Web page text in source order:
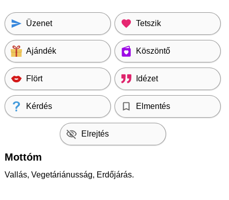
Üzenet Tetszik
Ajándék Köszöntő
Flört Idézet
Kérdés Elmentés
Elrejtés
Mottóm
Vallás, Vegetáriánusság, Erdőjárás.